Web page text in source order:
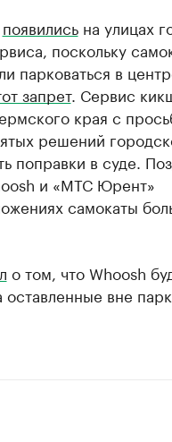
появилисьна улицах
поскольку
парковаться в
запрет. Сервис
края с
решений
поправки в суде.
и «МТС Юрент»
самокаты
о том, что Whoosh
оставленные вне